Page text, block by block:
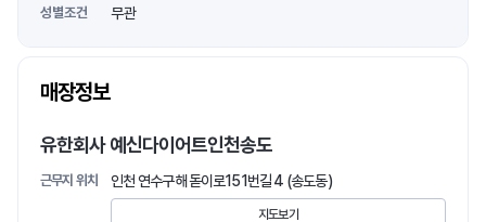
성별조건 무관
매장정보
유한회사 예신다이어트인천송도
근무지 위치 인천 연수구 해돋이로151번길 4 (송도동)
지도보기